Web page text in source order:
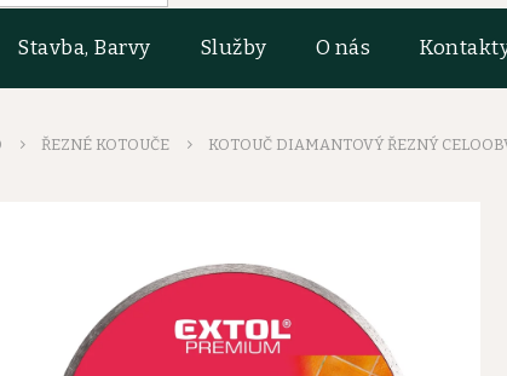
Stavba, Barvy Služby O nás
ŘEZNÉ KOTOUČE KOTOUČ DIAMANTOVÝ ŘEZNÝ